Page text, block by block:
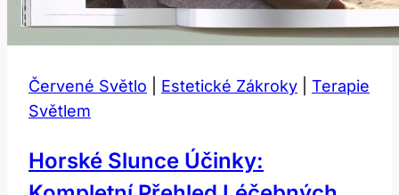
Červené Světlo Estetické Zákroky
Terapie
Světlem
Horské Slunce Účinky: